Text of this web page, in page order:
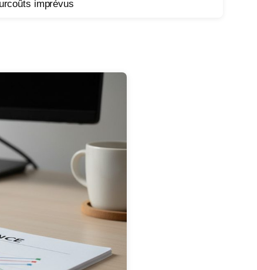
imprévus